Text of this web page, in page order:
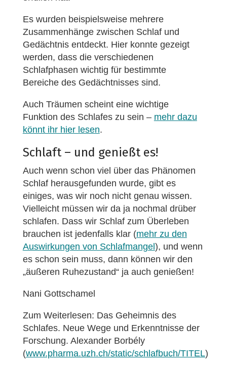
Es wurden beispielsweise mehrere
Zusammenhänge zwischen Schlaf und
Gedächtnis entdeckt. Hier konnte gezeigt
werden, dass die verschiedenen
Schlafphasen wichtig für bestimmte
Bereiche des Gedächtnisses sind.
Auch Träumen scheint eine wichtige
Funktion des Schlafes zu sein – mehr dazu
könnt ihr hier lesen.
Schlaft – und genießt es!
Auch wenn schon viel über das Phänomen
Schlaf herausgefunden wurde, gibt es
einiges, was wir noch nicht genau wissen.
Vielleicht müssen wir da ja nochmal drüber
schlafen. Dass wir Schlaf zum Überleben
brauchen ist jedenfalls klar (mehr zu den
Auswirkungen von Schlafmangel ), und wenn
es schon sein muss, dann können wir den
„äußeren Ruhezustand“ ja auch genießen!
Nani Gottschamel
Zum Weiterlesen: Das Geheimnis des
Schlafes. Neue Wege und Erkenntnisse der
Forschung. Alexander Borbély
(www.pharma.uzh.ch/static/schlafbuch/TITEL)